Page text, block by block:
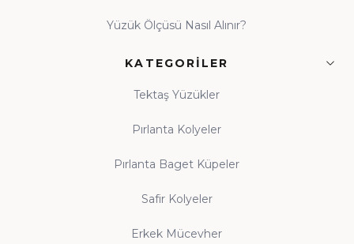
Yüzük Ölçüsü Nasıl Alınır?
KATEGORILER
Tektaş Yüzükler
Pırlanta Kolyeler
Pırlanta Baget Küpeler
Safir Kolyeler
Erkek Mücevher